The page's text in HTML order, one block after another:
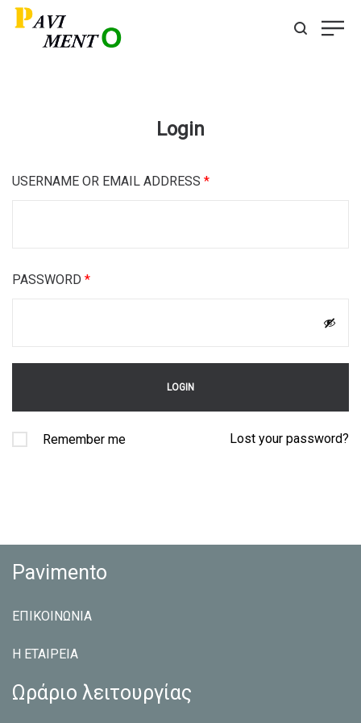
Login
USERNAME OR EMAIL ADDRESS *
PASSWORD *
Remember me Lost your password?
Pavimento
ΕΠΙΚΟΙΝΩΝΙΑ
Η ΕΤΑΙΡEΙΑ
Ωράριο λειτουργίας